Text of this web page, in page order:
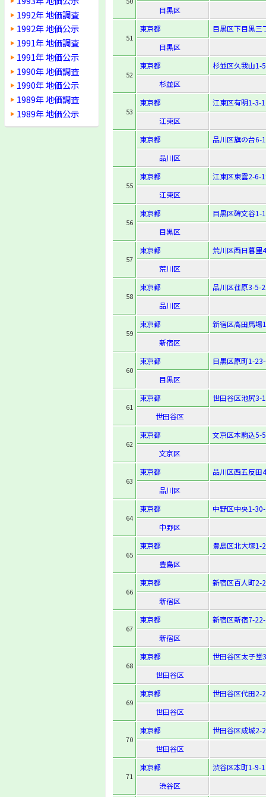
1992年 地価調査
1992年 地価公示
1991年 地価調査
1991年 地価公示
1990年 地価調査
1990年 地価公示
1989年 地価調査
1989年 地価公示
目黒区
51
東京都
目黒区下目黒三
目黒区
52
東京都
杉並区久我山1-
杉並区
53
東京都
江東区有明1-3-
江東区
東京都
品川区旗の台6-
品川区
55
東京都
江東区東雲2-6-
江東区
56
東京都
目黒区碑文谷1-
目黒区
57
東京都
荒川区西日暮里
荒川区
58
東京都
品川区荏原3-5-
品川区
59
東京都
新宿区高田馬場
新宿区
60
東京都
目黒区原町1-
目黒区
61
東京都
世田谷区池尻3-
世田谷区
62
東京都
文京区本駒込5-
文京区
63
東京都
品川区西五反田
品川区
64
東京都
中野区中央1-
中野区
65
東京都
豊島区北大塚1-
豊島区
66
東京都
新宿区百人町2-
新宿区
67
東京都
新宿区新宿7-
新宿区
68
東京都
世田谷区太子堂
世田谷区
69
東京都
世田谷区代田2-
世田谷区
70
東京都
世田谷区成城2-
世田谷区
71
東京都
渋谷区本町1-9-
渋谷区